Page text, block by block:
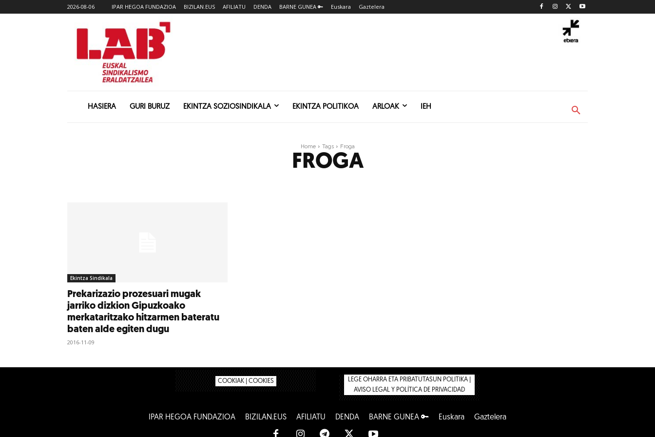
2026-08-06 IPAR HEGOA FUNDAZIOA BIZILAN.EUS AFILIATU DENDA BARNE GUNEA 🔑 Euskara Gaztelera
HASIERA GURI BURUZ EKINTZA SOZIOSINDIKALA EKINTZA POLITIKOA ARLOAK IEH
Home Tags Froga
FROGA
Ekintza Sindikala
Prekarizazio prozesuari mugak
jarriko dizkion Gipuzkoako
merkataritzako hitzarmen bateratu
baten alde egiten dugu
2016-11-09
COOKIAK | COOKIES
LEGE OHARRA ETA PRIBATUTASUN POLITIKA |
AVISO LEGAL Y POLÍTICA DE PRIVACIDAD
IPAR HEGOA FUNDAZIOA BIZILAN.EUS AFILIATU DENDA BARNE GUNEA 🔑 Euskara Gaztelera